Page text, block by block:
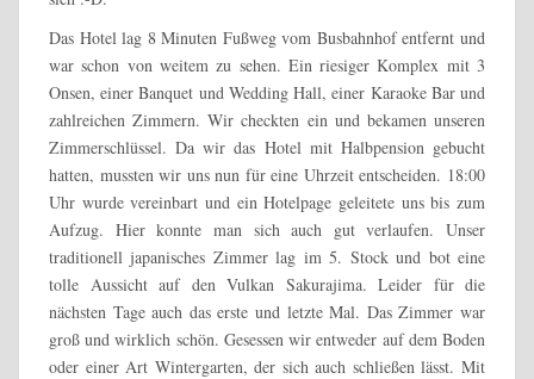
Das Hotel lag 8 Minuten Fußweg vom Busbahnhof entfernt und
war schon von weitem zu sehen. Ein riesiger Komplex mit 3
Onsen, einer Banquet und Wedding Hall, einer Karaoke Bar und
zahlreichen Zimmern. Wir checkten ein und bekamen unseren
Zimmerschlüssel. Da wir das Hotel mit Halbpension gebucht
hatten, mussten wir uns nun für eine Uhrzeit entscheiden. 18:00
Uhr wurde vereinbart und ein Hotelpage geleitete uns bis zum
Aufzug. Hier konnte man sich auch gut verlaufen. Unser
traditionell japanisches Zimmer lag im 5. Stock und bot eine
tolle Aussicht auf den Vulkan Sakurajima. Leider für die
nächsten Tage auch das erste und letzte Mal. Das Zimmer war
groß und wirklich schön. Gesessen wir entweder auf dem Boden
oder einer Art Wintergarten, der sich auch schließen lässt. Mit